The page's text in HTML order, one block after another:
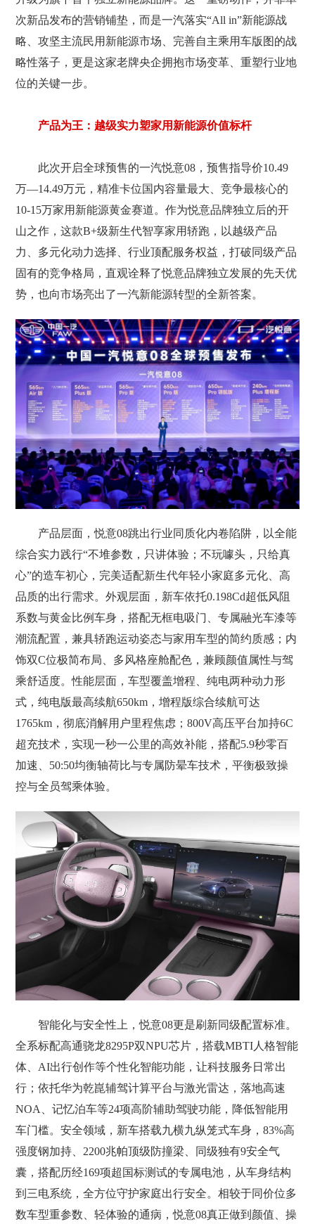
次新品发布的营销铺垫，而是一汽落实“All in”新能源战
略、攻坚主流民用新能源市场、完善自主乘用车版图的战
略性落子，更是这家老牌央企拥抱市场变革、重塑行业地
位的关键一步。
产品为王：越级实力塑家用新能源价值标杆
此次开启全球预售的一汽悦意08，预售指导价10.49
万—14.49万元，精准卡位国内容量最大、竞争最核心的
10-15万家用新能源黄金赛道。作为悦意品牌独立后的开
山之作，这款B+级新生代智享家用轿跑，以越级产品
力、多元化动力选择、行业顶配服务权益，打破同级产品
固有的竞争格局，直观诠释了悦意品牌独立发展的先天优
势，也向市场亮出了一汽新能源转型的全新答案。
产品层面，悦意08跳出行业同质化内卷陷阱，以全能
综合实力践行“不堆参数，只讲体验；不玩噱头，只给真
心”的造车初心，完美适配新生代年轻小家庭多元化、高
品质的出行需求。外观层面，新车依托0.198Cd超低风阻
系数与黄金比例车身，搭配无框电吸门、专属融光车漆等
潮流配置，兼具轿跑运动姿态与家用车型的简约质感；内
饰双C位极简布局、多风格座舱配色，兼顾颜值属性与驾
乘舒适度。性能层面，车型覆盖增程、纯电两种动力形
式，纯电版最高续航650km，增程版综合续航可达
1765km，彻底消解用户里程焦虑；800V高压平台加持6C
超充技术，实现一秒一公里的高效补能，搭配5.9秒零百
加速、50:50均衡轴荷比与专属防晕车技术，平衡极致操
控与全员驾乘体验。
智能化与安全性上，悦意08更是刷新同级配置标准。
全系标配高通骁龙8295P双NPU芯片，搭载MBTI人格智能
体、AI出行创作等个性化智能功能，让科技服务日常出
行；依托华为乾崑辅驾计算平台与激光雷达，落地高速
NOA、记忆泊车等24项高阶辅助驾驶功能，降低智能用
车门槛。安全领域，新车搭载九横九纵笼式车身，83%高
强度钢加持、2200兆帕顶级防撞梁、同级独有9安全气
囊，搭配历经169项超国标测试的专属电池，从车身结构
到三电系统，全方位守护家庭出行安全。相较于同价位多
数车型重参数、轻体验的通病，悦意08真正做到颜值、操